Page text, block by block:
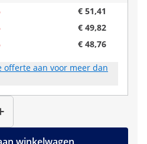
€ 51,41
€ 49,82
€ 48,76
offerte aan voor meer dan